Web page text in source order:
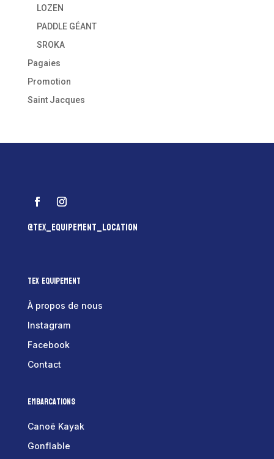
LOZEN
PADDLE GÉANT
SROKA
Pagaies
Promotion
Saint Jacques
@tex_equipement_location
Tex Equipement
À propos de nous
Instagram
Facebook
Contact
Embarcations
Canoë Kayak
Gonflable